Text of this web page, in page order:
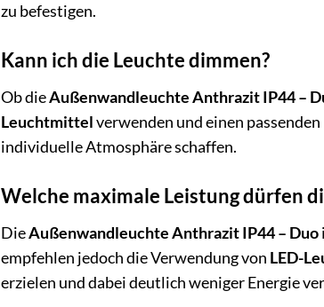
zu befestigen.
Kann ich die Leuchte dimmen?
Ob dieAußenwandleuchte Anthrazit IP44 –
Leuchtmittelverwenden und einen
individuelle Atmosphäre schaffen.
Welche maximale Leistung dürfen
DieAußenwandleuchte Anthrazit IP44 – Duo
empfehlen jedoch die Verwendung von LED-
erzielen und dabei deutlich weniger Energie